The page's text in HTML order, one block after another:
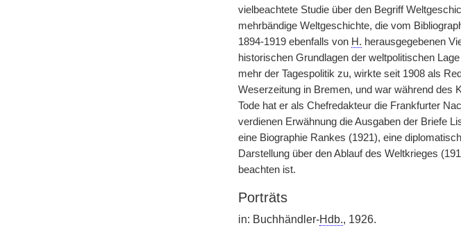
vielbeachtete Studie über den Begriff
mehrbändige Weltgeschichte, die vom
1894-1919 ebenfalls von H. herausgegebenen
historischen Grundlagen der weltpolitischen
mehr der Tagespolitik zu, wirkte seit 1908 als
Weserzeitung in Bremen, und war während des
Tode hat er als Chefredakteur die Frankfurter
verdienen Erwähnung die Ausgaben der Briefe
eine Biographie Rankes (1921), eine
Darstellung über den Ablauf des Weltkrieges
beachten ist.
Porträts
in: Buchhändler-Hdb., 1926.